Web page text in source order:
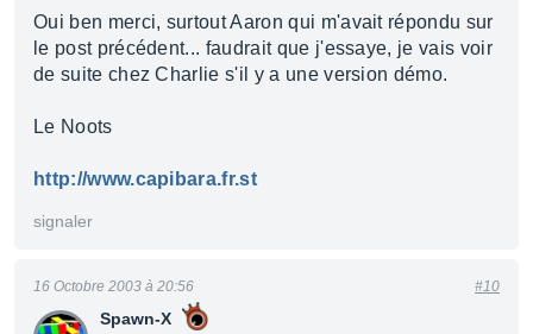
Oui ben merci, surtout Aaron qui m'avait répondu sur
le post précédent... faudrait que j'essaye, je vais voir
de suite chez Charlie s'il y a une version démo.
Le Noots
http://www.capibara.fr.st
signaler
Spawn-X
16 Octobre 2003 à 20:56 #10